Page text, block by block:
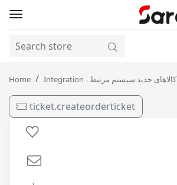
Home Integration - کالاهای جدید سیستم مرتبط
شیشه شوی ( 1 لیتری ) کاسپین / 16
ticket.createorderticket